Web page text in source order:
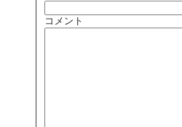
コメント